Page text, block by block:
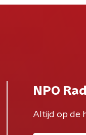
NPO
Altijd op de